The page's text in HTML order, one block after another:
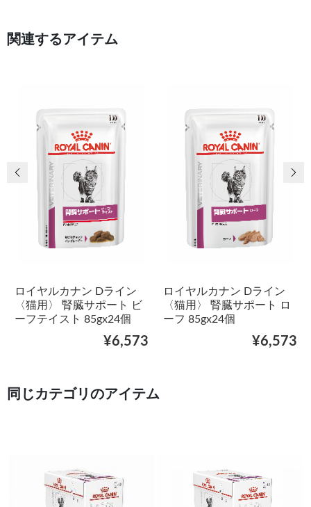
関連するアイテム
ロイヤルカナン Dライン
〈猫用〉 腎臓サポート ビ
ーフテイスト 85gx24個
¥6,573
ロイヤルカナン Dライン
〈猫用〉 腎臓サポート ロ
ーフ 85gx24個
¥6,573
前の画像 次
同じカテゴリのアイテム